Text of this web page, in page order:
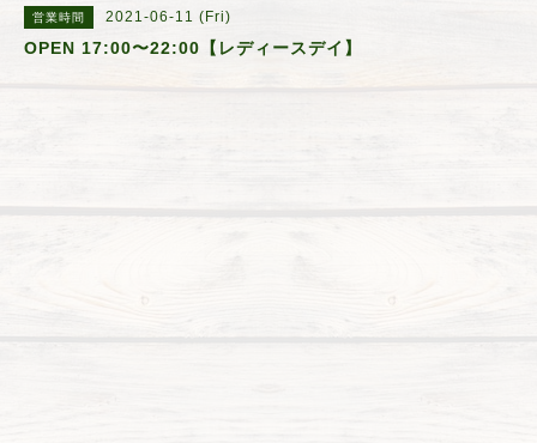
営業時間 2021-06-11 (Fri)
OPEN 17:00〜22:00【レディースデイ】